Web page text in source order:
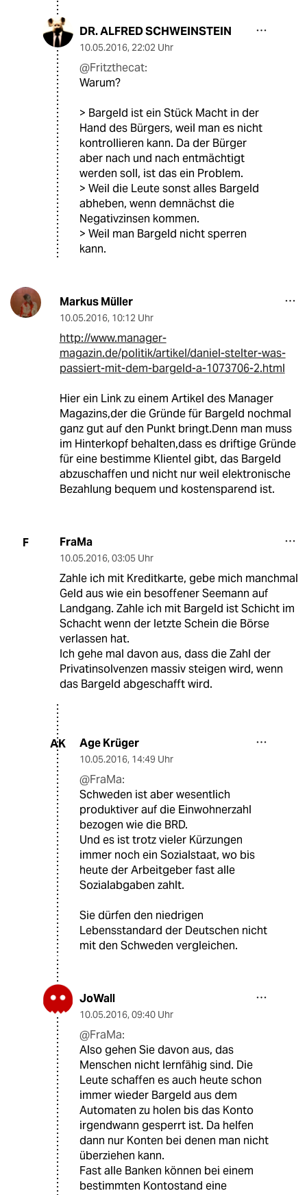
DR. ALFRED SCHWEINSTEIN
10.05.2016, 22:02 Uhr
@Fritzthecat:
Warum?
> Bargeld ist ein Stück Macht in der
Hand des Bürgers, weil man es nicht
kontrollieren kann. Da der Bürger
aber nach und nach entmächtigt
werden soll, ist das ein Problem.
> Weil die Leute sonst alles Bargeld
abheben, wenn demnächst die
Negativzinsen kommen.
> Weil man Bargeld nicht sperren
kann.
Markus Müller
10.05.2016, 10:12 Uhr
http://www.manager-
magazin.de/politik/artikel/daniel-stelter-was-
passiert-mit-dem-bargeld-a-1073706-2.html
Hier ein Link zu einem Artikel des Manager
Magazins,der die Gründe für Bargeld nochmal
ganz gut auf den Punkt bringt.Denn man muss
im Hinterkopf behalten,dass es driftige Gründe
für eine bestimme Klientel gibt, das Bargeld
abzuschaffen und nicht nur weil elektronische
Bezahlung bequem und kostensparend ist.
F FraMa
10.05.2016, 03:05 Uhr
Zahle ich mit Kreditkarte, gebe mich manchmal
Geld aus wie ein besoffener Seemann auf
Landgang. Zahle ich mit Bargeld ist Schicht im
Schacht wenn der letzte Schein die Börse
verlassen hat.
Ich gehe mal davon aus, dass die Zahl der
Privatinsolvenzen massiv steigen wird, wenn
das Bargeld abgeschafft wird.
AK Age Krüger
10.05.2016, 14:49 Uhr
@FraMa:
Schweden ist aber wesentlich
produktiver auf die Einwohnerzahl
bezogen wie die BRD.
Und es ist trotz vieler Kürzungen
immer noch ein Sozialstaat, wo bis
heute der Arbeitgeber fast alle
Sozialabgaben zahlt.
Sie dürfen den niedrigen
Lebensstandard der Deutschen nicht
mit den Schweden vergleichen.
JoWall
10.05.2016, 09:40 Uhr
@FraMa:
Also gehen Sie davon aus, das
Menschen nicht lernfähig sind. Die
Leute schaffen es auch heute schon
immer wieder Bargeld aus dem
Automaten zu holen bis das Konto
irgendwann gesperrt ist. Da helfen
dann nur Konten bei denen man nicht
überziehen kann.
Fast alle Banken können bei einem
bestimmten Kontostand eine